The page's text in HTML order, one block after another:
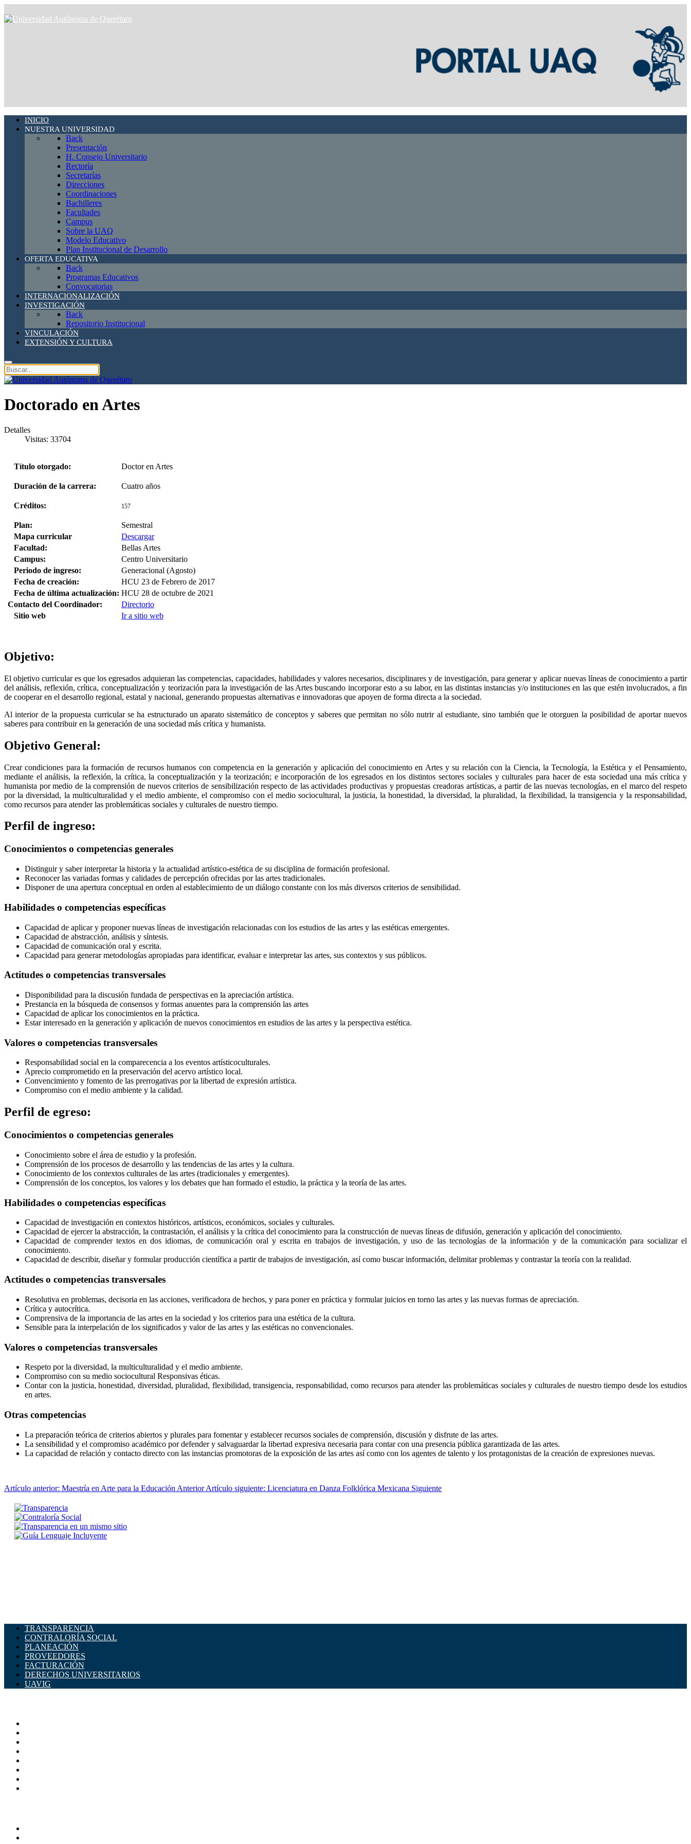
INICIO
NUESTRA UNIVERSIDAD
Back
Presentación
H. Consejo Universitario
Rectoría
Secretarías
Direcciones
Coordinaciones
Bachilleres
Facultades
Campus
Sobre la UAQ
Modelo Educativo
Plan Institucional de Desarrollo
OFERTA EDUCATIVA
Back
Programas Educativos
Convocatorias
INTERNACIONALIZACIÓN
INVESTIGACIÓN
Back
Repositorio Institucional
VINCULACIÓN
EXTENSIÓN Y CULTURA
Doctorado en Artes
Detalles
Visitas: 33704
Título otorgado: Doctor en Artes
Duración de la carrera: Cuatro años
Créditos: 157
Plan:
Semestral
Mapa curricular
Descargar
Facultad:
Bellas Artes
Campus:
Centro Universitario
Periodo de ingreso:
Generacional (Agosto)
Fecha de creación:
HCU 23 de Febrero de 2017
Fecha de última actualización: HCU 28 de octubre de 2021
Contacto del Coordinador:
Directorio
Sitio web
Ir a sitio web
Objetivo:
El objetivo curricular es que los egresados adquieran las competencias, capacidades, habilidades y valores necesarios, disciplinares y de investigación, para generar y aplicar nuevas líneas de conocimiento a partir
del análisis, reflexión, crítica, conceptualización y teorización para la investigación de las Artes buscando incorporar esto a su labor, en las distintas instancias y/o instituciones en las que estén involucrados, a fin
de cooperar en el desarrollo regional, estatal y nacional, generando propuestas alternativas e innovadoras que apoyen de forma directa a la sociedad.
Al interior de la propuesta curricular se ha estructurado un aparato sistemático de conceptos y saberes que permitan no sólo nutrir al estudiante, sino también que le otorguen la posibilidad de aportar nuevos
saberes para contribuir en la generación de una sociedad más crítica y humanista.
Objetivo General:
Crear condiciones para la formación de recursos humanos con competencia en la generación y aplicación del conocimiento en Artes y su relación con la Ciencia, la Tecnología, la Estética y el Pensamiento,
mediante el análisis, la reflexión, la crítica, la conceptualización y la teorización; e incorporación de los egresados en los distintos sectores sociales y culturales para hacer de esta sociedad una más crítica y
humanista por medio de la comprensión de nuevos criterios de sensibilización respecto de las actividades productivas y propuestas creadoras artísticas, a partir de las nuevas tecnologías, en el marco del respeto
por la diversidad, la multiculturalidad y el medio ambiente, el compromiso con el medio sociocultural, la justicia, la honestidad, la diversidad, la pluralidad, la flexibilidad, la transigencia y la responsabilidad,
como recursos para atender las problemáticas sociales y culturales de nuestro tiempo.
Perfil de ingreso:
Conocimientos o competencias generales
Distinguir y saber interpretar la historia y la actualidad artístico-estética de su disciplina de formación profesional.
Reconocer las variadas formas y calidades de percepción ofrecidas por las artes tradicionales.
Disponer de una apertura conceptual en orden al establecimiento de un diálogo constante con los más diversos criterios de sensibilidad.
Habilidades o competencias específicas
Capacidad de aplicar y proponer nuevas líneas de investigación relacionadas con los estudios de las artes y las estéticas emergentes.
Capacidad de abstracción, análisis y síntesis.
Capacidad de comunicación oral y escrita.
Capacidad para generar metodologías apropiadas para identificar, evaluar e interpretar las artes, sus contextos y sus públicos.
Actitudes o competencias transversales
Disponibilidad para la discusión fundada de perspectivas en la apreciación artística.
Prestancia en la búsqueda de consensos y formas anuentes para la comprensión las artes
Capacidad de aplicar los conocimientos en la práctica.
Estar interesado en la generación y aplicación de nuevos conocimientos en estudios de las artes y la perspectiva estética.
Valores o competencias transversales
Responsabilidad social en la comparecencia a los eventos artísticoculturales.
Aprecio comprometido en la preservación del acervo artístico local.
Convencimiento y fomento de las prerrogativas por la libertad de expresión artística.
Compromiso con el medio ambiente y la calidad.
Perfil de egreso:
Conocimientos o competencias generales
Conocimiento sobre el área de estudio y la profesión.
Comprensión de los procesos de desarrollo y las tendencias de las artes y la cultura.
Conocimiento de los contextos culturales de las artes (tradicionales y emergentes).
Comprensión de los conceptos, los valores y los debates que han formado el estudio, la práctica y la teoría de las artes.
Habilidades o competencias específicas
Capacidad de investigación en contextos históricos, artísticos, económicos, sociales y culturales.
Capacidad de ejercer la abstracción, la contrastación, el análisis y la crítica del conocimiento para la construcción de nuevas líneas de difusión, generación y aplicación del conocimiento.
Capacidad de comprender textos en dos idiomas, de comunicación oral y escrita en trabajos de investigación, y uso de las tecnologías de la información y de la comunicación para socializar el
conocimiento.
Capacidad de describir, diseñar y formular producción científica a partir de trabajos de investigación, así como buscar información, delimitar problemas y contrastar la teoría con la realidad.
Actitudes o competencias transversales
Resolutiva en problemas, decisoria en las acciones, verificadora de hechos, y para poner en práctica y formular juicios en torno las artes y las nuevas formas de apreciación.
Crítica y autocrítica.
Comprensiva de la importancia de las artes en la sociedad y los criterios para una estética de la cultura.
Sensible para la interpelación de los significados y valor de las artes y las estéticas no convencionales.
Valores o competencias transversales
Respeto por la diversidad, la multiculturalidad y el medio ambiente.
Compromiso con su medio sociocultural Responsivas éticas.
Contar con la justicia, honestidad, diversidad, pluralidad, flexibilidad, transigencia, responsabilidad, como recursos para atender las problemáticas sociales y culturales de nuestro tiempo desde los estudios
en artes.
Otras competencias
La preparación teórica de criterios abiertos y plurales para fomentar y establecer recursos sociales de comprensión, discusión y disfrute de las artes.
La sensibilidad y el compromiso académico por defender y salvaguardar la libertad expresiva necesaria para contar con una presencia pública garantizada de las artes.
La capacidad de relación y contacto directo con las instancias promotoras de la exposición de las artes así como con los agentes de talento y los protagonistas de la creación de expresiones nuevas.
Artículo anterior: Maestría en Arte para la Educación Anterior Artículo siguiente: Licenciatura en Danza Folklórica Mexicana Siguiente
TRANSPARENCIA
CONTRALORÍA SOCIAL
PLANEACIÓN
PROVEEDORES
FACTURACIÓN
DERECHOS UNIVERSITARIOS
UAVIG